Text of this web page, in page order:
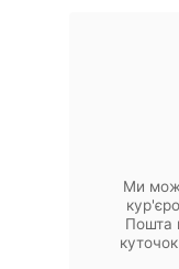
Ми
Пошта